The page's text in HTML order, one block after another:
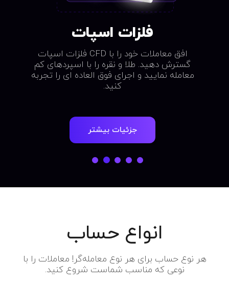
فلزات اسپات
افق معاملات خود را با CFD فلزات اسپات
گسترش دهید. طلا و نقره را با اسپردهای کم
معامله نمایید و اجرای فوق العاده ای را تجربه
کنید.
جزئیات بیشتر
انواع حساب
هر نوع حساب برای هر نوع معامله‌گر! معاملات را با
نوعی که مناسب شماست شروع کنید.